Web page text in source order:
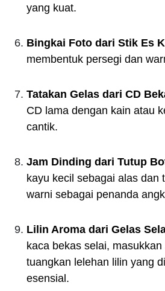
yang kuat.
Bingkai Foto dari Stik Es
membentuk persegi dan
Tatakan Gelas dari CD
CD lama dengan kain atau
cantik.
Jam Dinding dari Tutup
kayu kecil sebagai alas dan
warni sebagai penanda
Lilin Aroma dari Gelas
kaca bekas selai,
tuangkan lelehan lilin yang
esensial.